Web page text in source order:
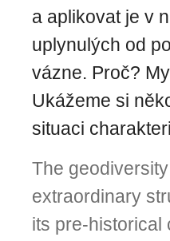
a aplikovat je v
uplynulých od
vázne. Proč?
Ukážeme si
situaci
The
extraordinary
its pre-